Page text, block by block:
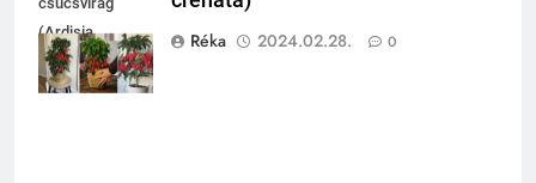
(Ardisia
crenata)
Réka
2024.02.28. 0